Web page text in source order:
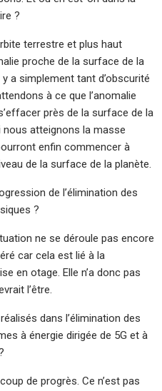
?
terrestre et plus haut
proche de la surface de la
a simplement tant d’obscurité
à ce que l’anomalie
près de la surface de la
nous atteignons la masse
enfin commencer à
de la surface de la planète.
de l’élimination des
?
ne se déroule pas encore
car cela est lié à la
en otage. Elle n’a donc pas
l’être.
dans l’élimination des
à énergie dirigée de 5G et à
de progrès. Ce n’est pas